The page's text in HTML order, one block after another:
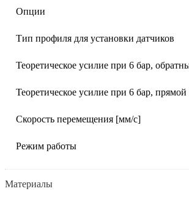
Опции
Тип профиля для установки датчиков
Теоретическое усилие при 6 бар,
Теоретическое усилие при 6 бар,
Скорость перемещения [мм/с]
Режим работы
Материалы